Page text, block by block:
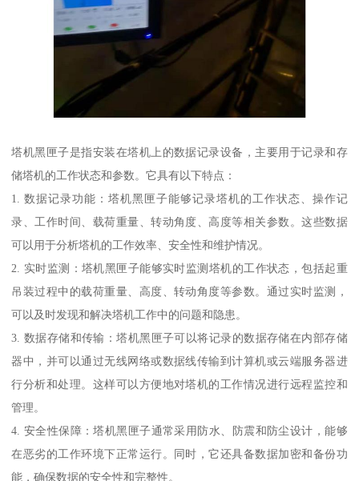
塔机黑匣子是指安装在塔机上的数据记录设备，主要用于记录和存
储塔机的工作状态和参数。它具有以下特点：
1. 数据记录功能：塔机黑匣子能够记录塔机的工作状态、操作记
录、工作时间、载荷重量、转动角度、高度等相关参数。这些数据
可以用于分析塔机的工作效率、安全性和维护情况。
2. 实时监测：塔机黑匣子能够实时监测塔机的工作状态，包括起重
吊装过程中的载荷重量、高度、转动角度等参数。通过实时监测，
可以及时发现和解决塔机工作中的问题和隐患。
3. 数据存储和传输：塔机黑匣子可以将记录的数据存储在内部存储
器中，并可以通过无线网络或数据线传输到计算机或云端服务器进
行分析和处理。这样可以方便地对塔机的工作情况进行远程监控和
管理。
4. 安全性保障：塔机黑匣子通常采用防水、防震和防尘设计，能够
在恶劣的工作环境下正常运行。同时，它还具备数据加密和备份功
能，确保数据的安全性和完整性。